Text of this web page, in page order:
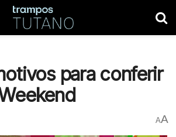
para conferir
AA